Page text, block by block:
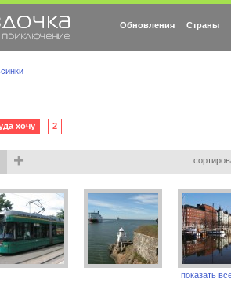
Обновления Страны
хочу 2
+
показать